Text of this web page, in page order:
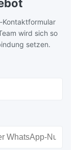
Kontaktformular
wird sich so
setzen.